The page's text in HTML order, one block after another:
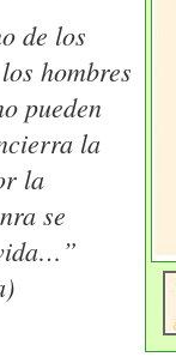
de los
hombres
pueden
la
la
se